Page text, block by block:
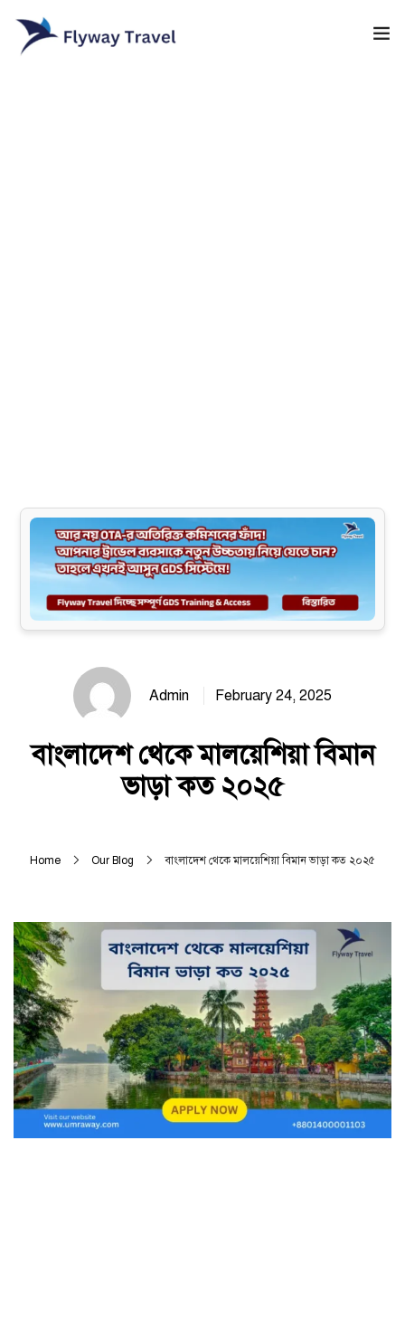
Admin February 24, 2025
বাংলাদেশ থেকে মালয়েশিয়া বিমান
ভাড়া কত ২০২৫
Home Our Blog বাংলাদেশ থেকে মালয়েশিয়া বিমান ভাড়া কত ২০২৫